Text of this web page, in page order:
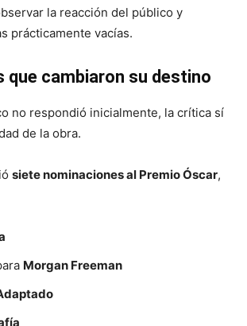
la reacción del público y
prácticamente vacías.
que cambiaron su destino
no respondió inicialmente, la crítica sí
de la obra.
siete nominaciones al Premio Óscar,
Morgan Freeman